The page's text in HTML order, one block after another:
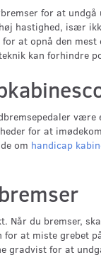
for at undgå
hastighed, især
at opnå den mest
kan forhindre
være
for at
om handicap
Når du bremser,
at miste grebet
gradvist for at